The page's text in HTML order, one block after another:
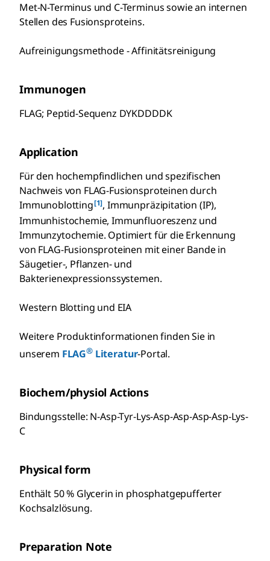
Met-N-Terminus und C-Terminus sowie an internen
Stellen des Fusionsproteins.
Aufreinigungsmethode - Affinitätsreinigung
Immunogen
FLAG; Peptid-Sequenz DYKDDDDK
Application
Für den hochempfindlichen und spezifischen
Nachweis von FLAG-Fusionsproteinen durch
Immunoblotting[1], Immunpräzipitation (IP),
Immunhistochemie, Immunfluoreszenz und
Immunzytochemie. Optimiert für die Erkennung
von FLAG-Fusionsproteinen mit einer Bande in
Säugetier-, Pflanzen- und
Bakterienexpressionssystemen.
Western Blotting und EIA
Weitere Produktinformationen finden Sie in
unserem FLAG®Literatur-Portal.
Biochem/physiol Actions
Bindungsstelle: N-Asp-Tyr-Lys-Asp-Asp-Asp-Asp-Lys-
C
Physical form
Enthält 50 % Glycerin in phosphatgepufferter
Kochsalzlösung.
Preparation Note